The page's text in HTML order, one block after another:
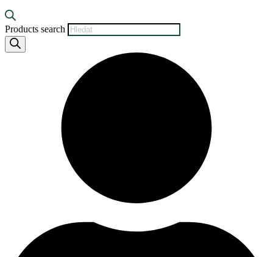
Products search